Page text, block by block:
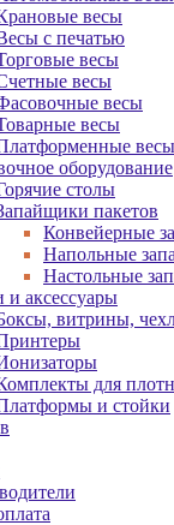
весы
с печатью
весы
весы
весы
весы
весы
оборудование
столы
пакетов
Конвейерные
Напольные
Настольные
аксессуары
витрины,
для
и стойки